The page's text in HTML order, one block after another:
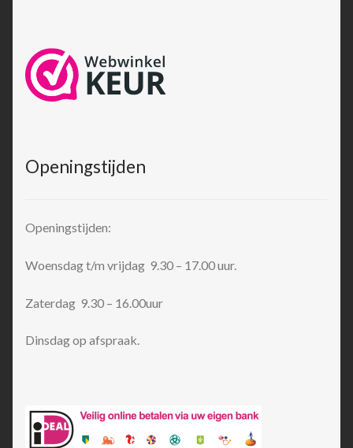
Openingstijden
Openingstijden:
Woensdag t/m vrijdag 9.30 – 17.00 uur.
Zaterdag 9.30 – 16.00uur
Dinsdag op afspraak.